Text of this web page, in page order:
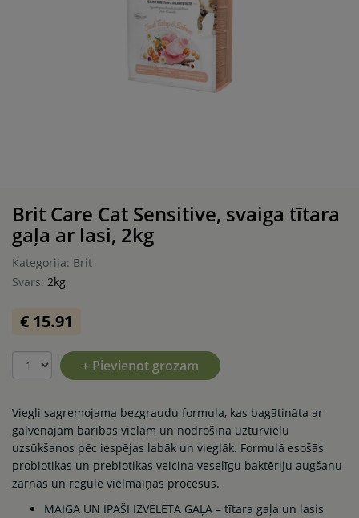
Brit Care Cat Sensitive, svaiga tītara
gaļa ar lasi, 2kg
Kategorija: Brit
Svars: 2kg
€ 15.91
+ Pievienot grozam
Viegli sagremojama bezgraudu formula, kas bagātināta ar
galvenajām barības vielām un nodrošina uzturvielu
uzsūkšanos pēc iespējas labāk un vieglāk. Formulā esošās
probiotikas un prebiotikas veicina veselīgu baktēriju augšanu
zarnās un regulē vielmaiņas procesus.
MAIGA UN ĪPAŠI IZVĒLĒTA GAĻA – tītara gaļa un lasis